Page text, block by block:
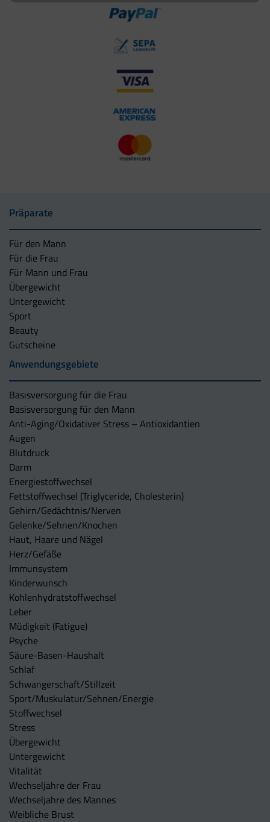
Präparate
Für den Mann
Für die Frau
Für Mann und Frau
Übergewicht
Untergewicht
Sport
Beauty
Gutscheine
Anwendungsgebiete
Basisversorgung für die Frau
Basisversorgung für den Mann
Anti-Aging/Oxidativer Stress – Antioxidantien
Augen
Blutdruck
Darm
Energiestoffwechsel
Fettstoffwechsel (Triglyceride, Cholesterin)
Gehirn/Gedächtnis/Nerven
Gelenke/Sehnen/Knochen
Haut, Haare und Nägel
Herz/Gefäße
Immunsystem
Kinderwunsch
Kohlenhydratstoffwechsel
Leber
Müdigkeit (Fatigue)
Psyche
Säure-Basen-Haushalt
Schlaf
Schwangerschaft/Stillzeit
Sport/Muskulatur/Sehnen/Energie
Stoffwechsel
Stress
Übergewicht
Untergewicht
Vitalität
Wechseljahre der Frau
Wechseljahre des Mannes
Weibliche Brust